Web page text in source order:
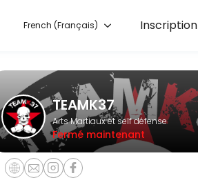
Inscription
French (Français)
TEAMK37
Arts Martiaux et self défense
Fermé maintenant